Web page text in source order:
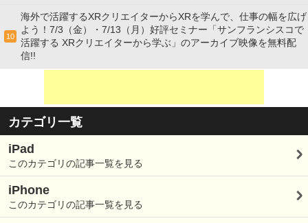
10
海外で活躍するXRクリエイターからXRを学んで、仕事の幅を広げ
よう！7/3（金）・7/13（月）好評セミナー「サンフランシスコで
活躍する XRクリエイターから学ぶ」のアーカイブ映像を無料配
信!!
カテゴリ一覧
iPad
このカテゴリの記事一覧を見る
iPhone
このカテゴリの記事一覧を見る